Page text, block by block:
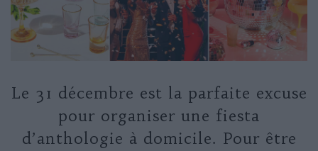
Le 31 décembre est la parfaite excuse
pour organiser une fiesta
d’anthologie à domicile. Pour être